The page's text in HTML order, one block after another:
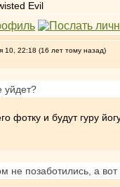
10, 22:18 (16 лет тому назад)
уйдет?
фотку и будут гуру
не позаботились, а вот